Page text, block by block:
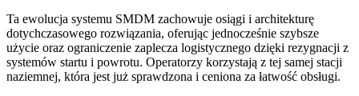
Ta ewolucja systemu SMDM zachowuje osiągi i architekturę
dotychczasowego rozwiązania, oferując jednocześnie szybsze
użycie oraz ograniczenie zaplecza logistycznego dzięki rezygnacji z
systemów startu i powrotu. Operatorzy korzystają z tej samej stacji
naziemnej, która jest już sprawdzona i ceniona za łatwość obsługi.